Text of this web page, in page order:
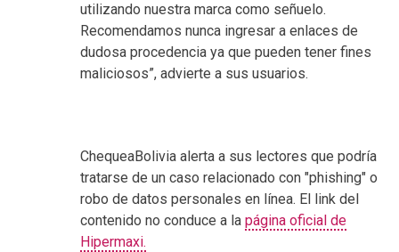
utilizando nuestra marca como señuelo.
Recomendamos nunca ingresar a enlaces de
dudosa procedencia ya que pueden tener fines
maliciosos”, advierte a sus usuarios.
ChequeaBolivia alerta a sus lectores que podría
tratarse de un caso relacionado con "phishing" o
robo de datos personales en línea. El link del
contenido no conduce a la página oficial de
Hipermaxi.